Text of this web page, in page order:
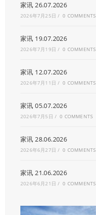
家讯 26.07.2026
2026年7月25日 / 0 COMMENTS
家讯 19.07.2026
2026年7月19日 / 0 COMMENTS
家讯 12.07.2026
2026年7月11日 / 0 COMMENTS
家讯 05.07.2026
2026年7月5日 / 0 COMMENTS
家讯 28.06.2026
2026年6月27日 / 0 COMMENTS
家讯 21.06.2026
2026年6月21日 / 0 COMMENTS